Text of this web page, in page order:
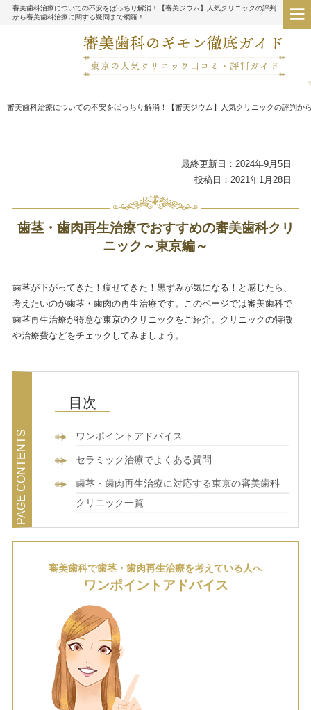
審美歯科治療についての不安をばっちり解消！【審美ジウム】人気クリニックの評判
から審美歯科治療に関する疑問まで網羅！
審美歯科治療についての不安をばっちり解消！【審美ジウム】人気クリニックの評判か
最終更新日：2024年9月5日
投稿日：2021年1月28日
歯茎・歯肉再生治療でおすすめの審美歯科クリ
ニック～東京編～
歯茎が下がってきた！痩せてきた！黒ずみが気になる！と感じたら、
考えたいのが歯茎・歯肉の再生治療です。このページでは審美歯科で
歯茎再生治療が得意な東京のクリニックをご紹介。クリニックの特徴
や治療費などをチェックしてみましょう。
ワンポイントアドバイス
セラミック治療でよくある質問
歯茎・歯肉再生治療に対応する東京の審美歯科
クリニック一覧
審美歯科で歯茎・歯肉再生治療を考えている人へ
ワンポイントアドバイス